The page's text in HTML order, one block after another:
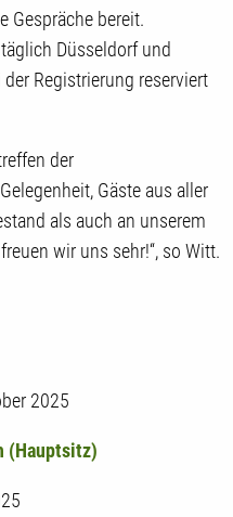
Gespräche bereit.
Düsseldorf und
Registrierung reserviert
der
Gäste aus aller
als auch an unserem
wir uns sehr!“, so Witt.
2025
(Hauptsitz)